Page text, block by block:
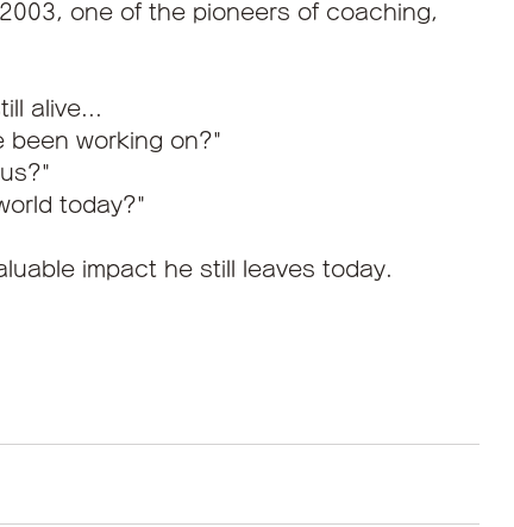
one of the pioneers of coaching,
alive...
been working on?"
today?"
impact he still leaves today.